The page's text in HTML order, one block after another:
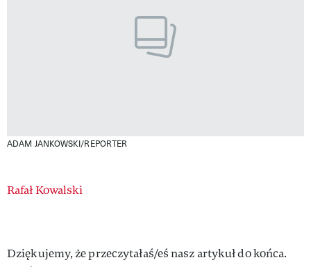
ADAM JANKOWSKI/REPORTER
Authors
Rafał Kowalski
Dziękujemy, że przeczytałaś/eś nasz artykuł do końca.